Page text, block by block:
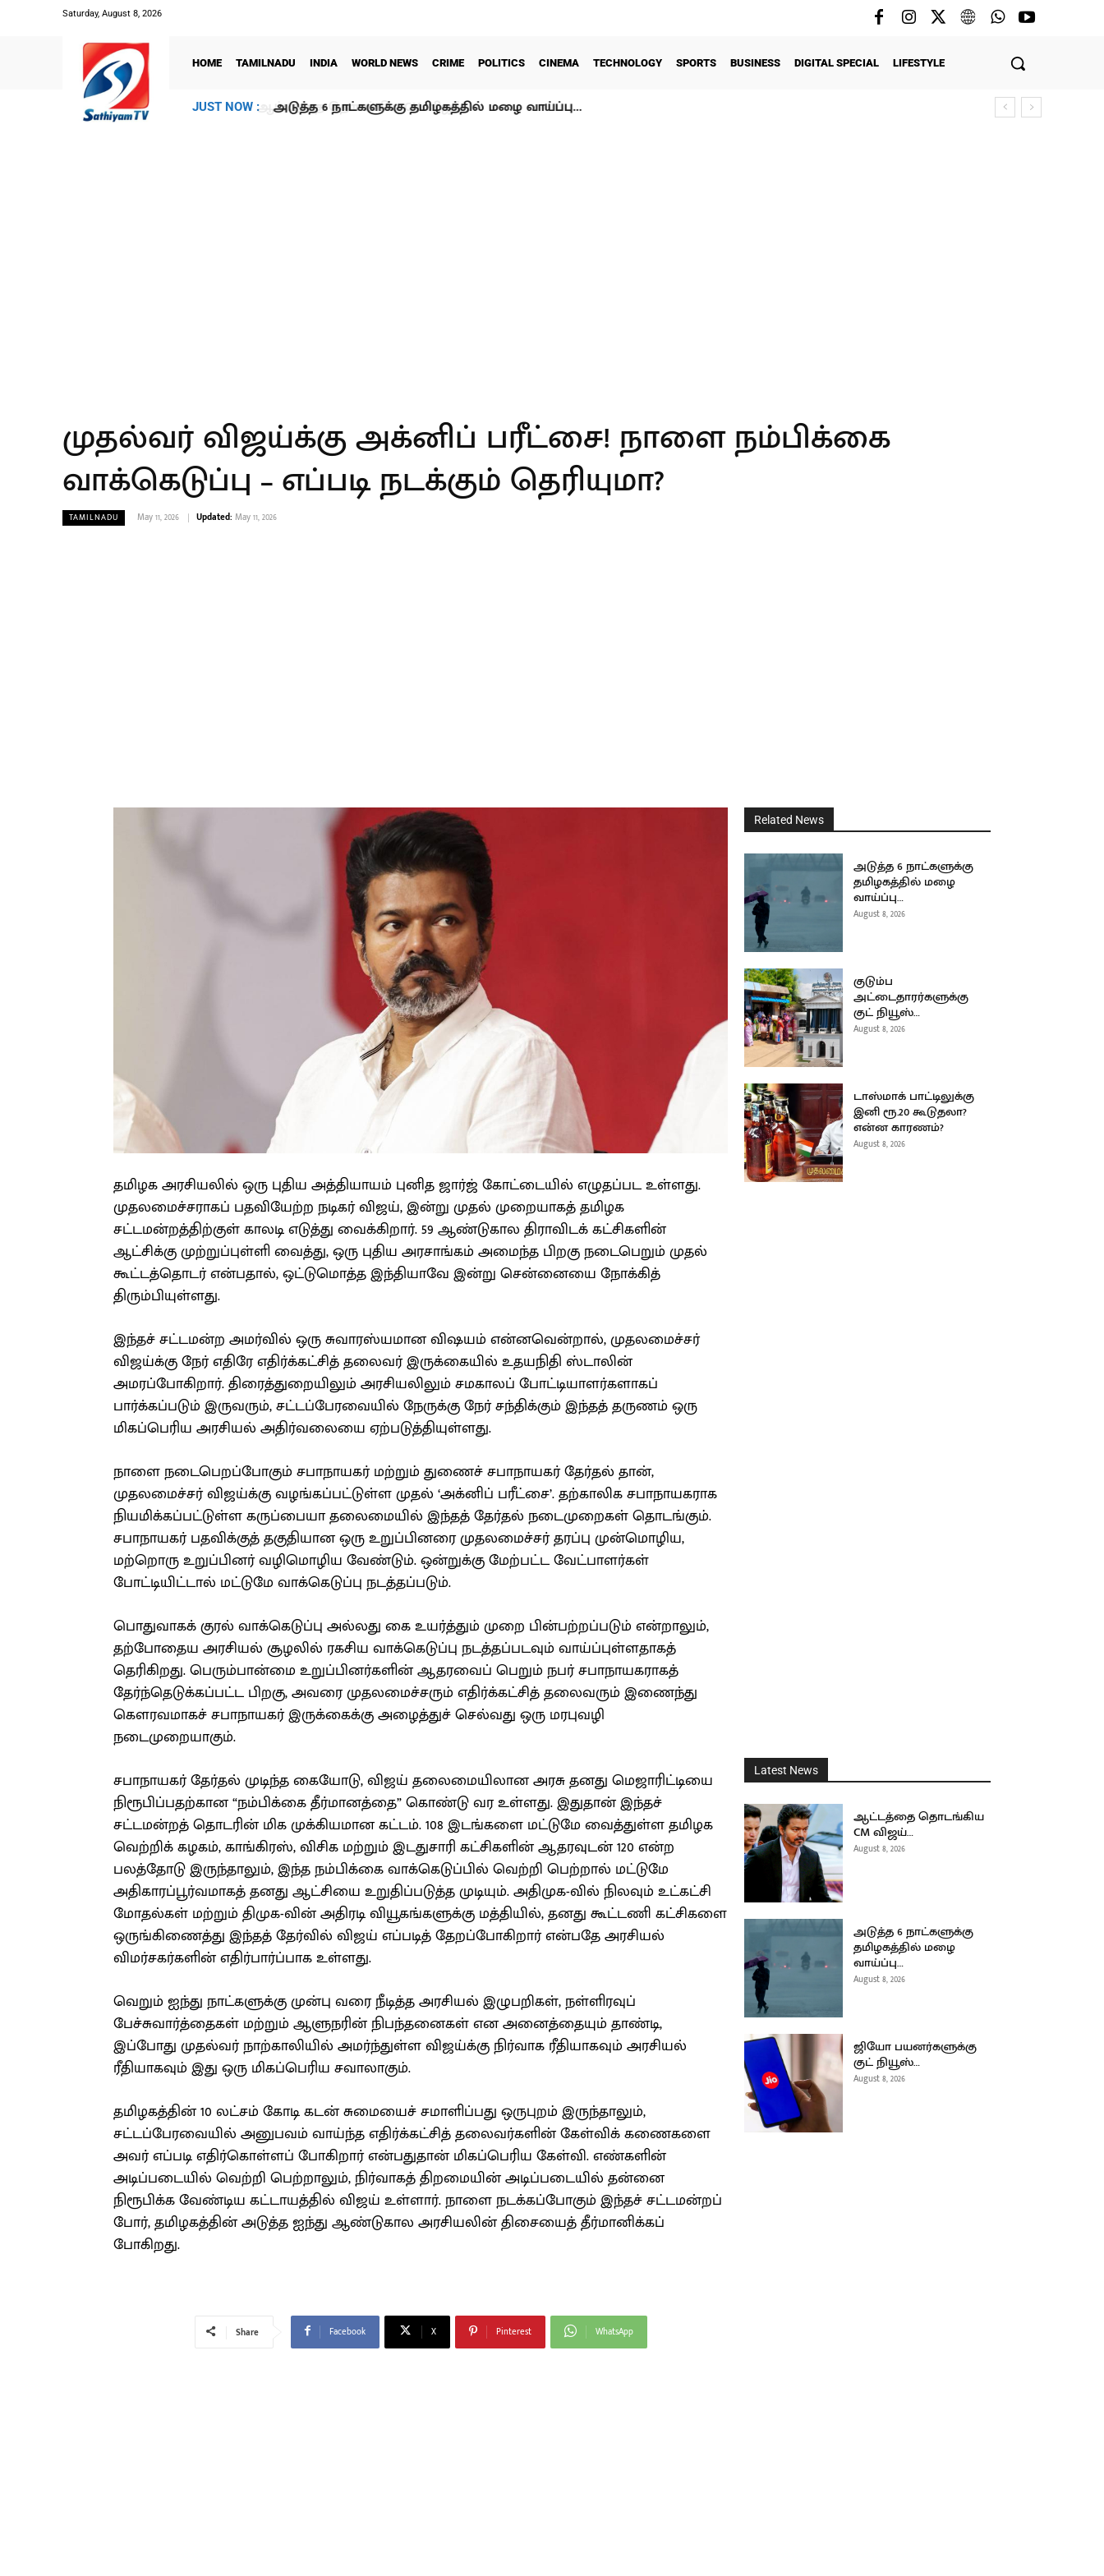
Saturday, August 8, 2026
HOME TAMILNADU INDIA WORLD NEWS CRIME POLITICS CINEMA TECHNOLOGY SPORTS BUSINESS DIGITAL SPECIAL LIFESTYLE
JUST NOW : அடுத்த 6 நாட்களுக்கு தமிழகத்தில் மழை வாய்ப்பு…
முதல்வர் விஜய்க்கு அக்னிப் பரீட்சை! நாளை நம்பிக்கை
வாக்கெடுப்பு – எப்படி நடக்கும் தெரியுமா?
TAMILNADU May 11, 2026 Updated: May 11, 2026
தமிழக அரசியலில் ஒரு புதிய அத்தியாயம் புனித ஜார்ஜ் கோட்டையில் எழுதப்பட உள்ளது.
முதலமைச்சராகப் பதவியேற்ற நடிகர் விஜய், இன்று முதல் முறையாகத் தமிழக
சட்டமன்றத்திற்குள் காலடி எடுத்து வைக்கிறார். 59 ஆண்டுகால திராவிடக் கட்சிகளின்
ஆட்சிக்கு முற்றுப்புள்ளி வைத்து, ஒரு புதிய அரசாங்கம் அமைந்த பிறகு நடைபெறும் முதல்
கூட்டத்தொடர் என்பதால், ஒட்டுமொத்த இந்தியாவே இன்று சென்னையை நோக்கித்
திரும்பியுள்ளது.
இந்தச் சட்டமன்ற அமர்வில் ஒரு சுவாரஸ்யமான விஷயம் என்னவென்றால், முதலமைச்சர்
விஜய்க்கு நேர் எதிரே எதிர்க்கட்சித் தலைவர் இருக்கையில் உதயநிதி ஸ்டாலின்
அமரப்போகிறார். திரைத்துறையிலும் அரசியலிலும் சமகாலப் போட்டியாளர்களாகப்
பார்க்கப்படும் இருவரும், சட்டப்பேரவையில் நேருக்கு நேர் சந்திக்கும் இந்தத் தருணம் ஒரு
மிகப்பெரிய அரசியல் அதிர்வலையை ஏற்படுத்தியுள்ளது.
நாளை நடைபெறப்போகும் சபாநாயகர் மற்றும் துணைச் சபாநாயகர் தேர்தல் தான்,
முதலமைச்சர் விஜய்க்கு வழங்கப்பட்டுள்ள முதல் ‘அக்னிப் பரீட்சை’. தற்காலிக சபாநாயகராக
நியமிக்கப்பட்டுள்ள கருப்பையா தலைமையில் இந்தத் தேர்தல் நடைமுறைகள் தொடங்கும்.
சபாநாயகர் பதவிக்குத் தகுதியான ஒரு உறுப்பினரை முதலமைச்சர் தரப்பு முன்மொழிய,
மற்றொரு உறுப்பினர் வழிமொழிய வேண்டும். ஒன்றுக்கு மேற்பட்ட வேட்பாளர்கள்
போட்டியிட்டால் மட்டுமே வாக்கெடுப்பு நடத்தப்படும்.
பொதுவாகக் குரல் வாக்கெடுப்பு அல்லது கை உயர்த்தும் முறை பின்பற்றப்படும் என்றாலும்,
தற்போதைய அரசியல் சூழலில் ரகசிய வாக்கெடுப்பு நடத்தப்படவும் வாய்ப்புள்ளதாகத்
தெரிகிறது. பெரும்பான்மை உறுப்பினர்களின் ஆதரவைப் பெறும் நபர் சபாநாயகராகத்
தேர்ந்தெடுக்கப்பட்ட பிறகு, அவரை முதலமைச்சரும் எதிர்க்கட்சித் தலைவரும் இணைந்து
கௌரவமாகச் சபாநாயகர் இருக்கைக்கு அழைத்துச் செல்வது ஒரு மரபுவழி
நடைமுறையாகும்.
சபாநாயகர் தேர்தல் முடிந்த கையோடு, விஜய் தலைமையிலான அரசு தனது மெஜாரிட்டியை
நிரூபிப்பதற்கான “நம்பிக்கை தீர்மானத்தை” கொண்டு வர உள்ளது. இதுதான் இந்தச்
சட்டமன்றத் தொடரின் மிக முக்கியமான கட்டம். 108 இடங்களை மட்டுமே வைத்துள்ள தமிழக
வெற்றிக் கழகம், காங்கிரஸ், விசிக மற்றும் இடதுசாரி கட்சிகளின் ஆதரவுடன் 120 என்ற
பலத்தோடு இருந்தாலும், இந்த நம்பிக்கை வாக்கெடுப்பில் வெற்றி பெற்றால் மட்டுமே
அதிகாரப்பூர்வமாகத் தனது ஆட்சியை உறுதிப்படுத்த முடியும். அதிமுக-வில் நிலவும் உட்கட்சி
மோதல்கள் மற்றும் திமுக-வின் அதிரடி வியூகங்களுக்கு மத்தியில், தனது கூட்டணி கட்சிகளை
ஒருங்கிணைத்து இந்தத் தேர்வில் விஜய் எப்படித் தேறப்போகிறார் என்பதே அரசியல்
விமர்சகர்களின் எதிர்பார்ப்பாக உள்ளது.
வெறும் ஐந்து நாட்களுக்கு முன்பு வரை நீடித்த அரசியல் இழுபறிகள், நள்ளிரவுப்
பேச்சுவார்த்தைகள் மற்றும் ஆளுநரின் நிபந்தனைகள் என அனைத்தையும் தாண்டி,
இப்போது முதல்வர் நாற்காலியில் அமர்ந்துள்ள விஜய்க்கு நிர்வாக ரீதியாகவும் அரசியல்
ரீதியாகவும் இது ஒரு மிகப்பெரிய சவாலாகும்.
தமிழகத்தின் 10 லட்சம் கோடி கடன் சுமையைச் சமாளிப்பது ஒருபுறம் இருந்தாலும்,
சட்டப்பேரவையில் அனுபவம் வாய்ந்த எதிர்க்கட்சித் தலைவர்களின் கேள்விக் கணைகளை
அவர் எப்படி எதிர்கொள்ளப் போகிறார் என்பதுதான் மிகப்பெரிய கேள்வி. எண்களின்
அடிப்படையில் வெற்றி பெற்றாலும், நிர்வாகத் திறமையின் அடிப்படையில் தன்னை
நிரூபிக்க வேண்டிய கட்டாயத்தில் விஜய் உள்ளார். நாளை நடக்கப்போகும் இந்தச் சட்டமன்றப்
போர், தமிழகத்தின் அடுத்த ஐந்து ஆண்டுகால அரசியலின் திசையைத் தீர்மானிக்கப்
போகிறது.
Share Facebook X Pinterest WhatsApp
Related News
அடுத்த 6 நாட்களுக்கு
தமிழகத்தில் மழை
வாய்ப்பு…
August 8, 2026
குடும்ப
அட்டைதாரர்களுக்கு
குட் நியூஸ்…
August 8, 2026
டாஸ்மாக் பாட்டிலுக்கு
இனி ரூ.20 கூடுதலா?
என்ன காரணம்?
August 8, 2026
Latest News
ஆட்டத்தை தொடங்கிய
CM விஜய்…
August 8, 2026
அடுத்த 6 நாட்களுக்கு
தமிழகத்தில் மழை
வாய்ப்பு…
August 8, 2026
ஜியோ பயனர்களுக்கு
குட் நியூஸ்…
August 8, 2026